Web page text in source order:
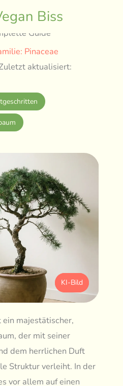
Biss
Guide
Pinaceae
aktualisiert:
KI-Bild
ein majestätischer,
der mit seiner
dem herrlichen Duft
Struktur verleiht. In der
vor allem auf einen